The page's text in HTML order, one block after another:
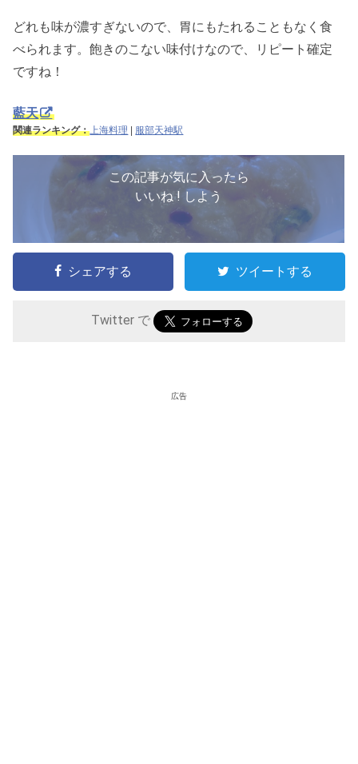
どれも味が濃すぎないので、胃にもたれることもなく食
べられます。飽きのこない味付けなので、リピート確定
ですね！
藍天
関連ランキング：上海料理 服部天神駅
この記事が気に入ったら
いいね ! しよう
シェアする ツイートする
Twitter で
広告